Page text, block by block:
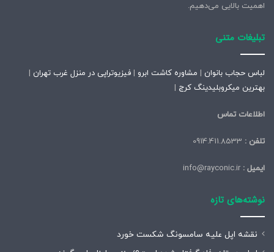
اهمیت بالایی می‌دهیم.
تبلیغات متنی
لباس حجاب بانوان | مشاوره کاشت ابرو | فیزیوتراپی در منزل غرب تهران |
بهترین میکروبلیدینگ کرج |
اطلاعات تماس
تلفن :
ایمیل :
نوشته‌های تازه
نقشه اپل علیه سامسونگ شکست خورد